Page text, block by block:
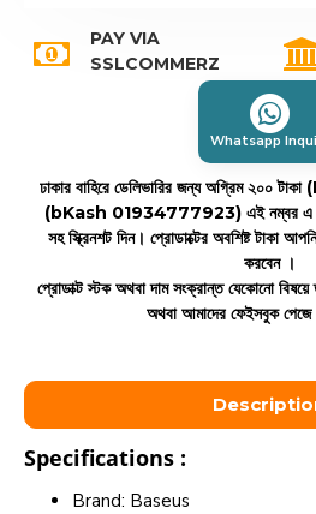
PAY VIA
SSLCOMMERZ
Whatsapp
ঢাকার বাহিরে ডেলিভারির জন্য অগ্রিম
(bKash 01934777923) এই নম্বর এ
সহ স্ক্রিনশট দিন। প্রোডাক্টের অবশিষ্ট টাকা
করবেন ।
প্রোডাক্ট স্টক অথবা দাম সংক্রান্ত যেকোনো
অথবা আমাদের ফেইসবুক
Specifications :
Brand: Baseus